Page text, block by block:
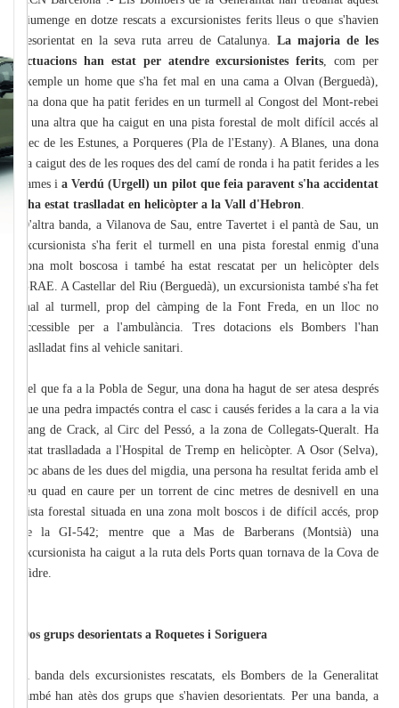
diumenge en dotze rescats a excursionistes ferits lleus o que s'havien
desorientat en la seva ruta arreu de Catalunya. La majoria de les
actuacions han estat per atendre excursionistes ferits , com per
exemple un home que s'ha fet mal en una cama a Olvan (Berguedà),
una dona que ha patit ferides en un turmell al Congost del Mont-rebei
o una altra que ha caigut en una pista forestal de molt difícil accés al
Rec de les Estunes, a Porqueres (Pla de l'Estany). A Blanes, una dona
ha caigut des de les roques des del camí de ronda i ha patit ferides a les
cames ia Verdú (Urgell) un pilot que feia paravent s'ha accidentat
i ha estat traslladat en helicòpter a la Vall d'Hebron
D'altra banda, a Vilanova de Sau, entre Tavertet i el pantà de Sau, un
excursionista s'ha ferit el turmell en una pista forestal enmig d'una
zona molt boscosa i també ha estat rescatat per un helicòpter dels
GRAE. A Castellar del Riu (Berguedà), un excursionista també s'ha fet
mal al turmell, prop del càmping de la Font Freda, en un lloc no
accessible per a l'ambulància. Tres dotacions els Bombers l'han
traslladat fins al vehicle sanitari.
Pel que fa a la Pobla de Segur, una dona ha hagut de ser atesa després
que una pedra impactés contra el casc i causés ferides a la cara a la via
Sang de Crack, al Circ del Pessó, a la zona de Collegats-Queralt. Ha
estat traslladada a l'Hospital de Tremp en helicòpter. A Osor (Selva),
poc abans de les dues del migdia, una persona ha resultat ferida amb el
seu quad en caure per un torrent de cinc metres de desnivell en una
pista forestal situada en una zona molt boscos i de difícil accés, prop
de la GI-542; mentre que a Mas de Barberans (Montsià) una
excursionista ha caigut a la ruta dels Ports quan tornava de la Cova de
Vidre.
Dos grups desorientats a Roquetes i Soriguera
A banda dels excursionistes rescatats, els Bombers de la Generalitat
també han atès dos grups que s'havien desorientats. Per una banda, a